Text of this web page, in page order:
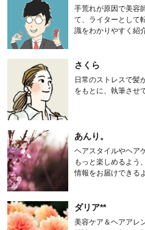
手荒れが原因で美容
て、ライターとして
識をわかりやすく紹
さくら
日常のストレスで髪
をもとに、執筆させ
あんり。
ヘアスタイルやヘア
もっと楽しめるよう
情報をお届けできる
ダリア**
美容ケア＆ヘアアレ